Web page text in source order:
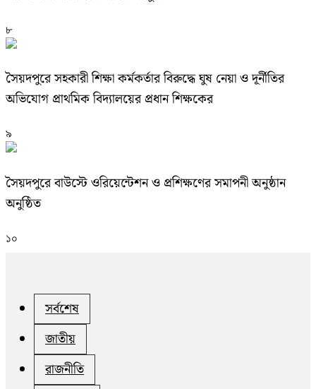
৮
সৈয়দপুরে সহকারী শিক্ষা কর্মকর্তার বিরুদ্ধে ঘুষ নেয়া ও দূর্নীতির
অভিযোগ প্রাথমিক বিদ্যালয়ের প্রধান শিক্ষকের
৯
সৈয়দপুরে বাউস্টে ওরিয়েন্টেশন ও প্রশিক্ষণের সমাপনী অনুষ্ঠান
অনুষ্ঠিত
১০
সর্বশেষ
জাতীয়
রাজনীতি